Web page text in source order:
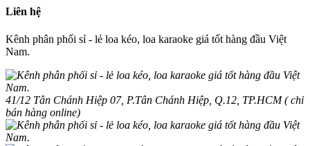
Liên hệ
Kênh phân phối sỉ - lẻ loa kéo, loa karaoke giá tốt hàng đầu Việt
Nam.
41/12 Tân Chánh Hiệp 07, P.Tân Chánh Hiệp, Q.12, TP.HCM ( chỉ
bán hàng online)